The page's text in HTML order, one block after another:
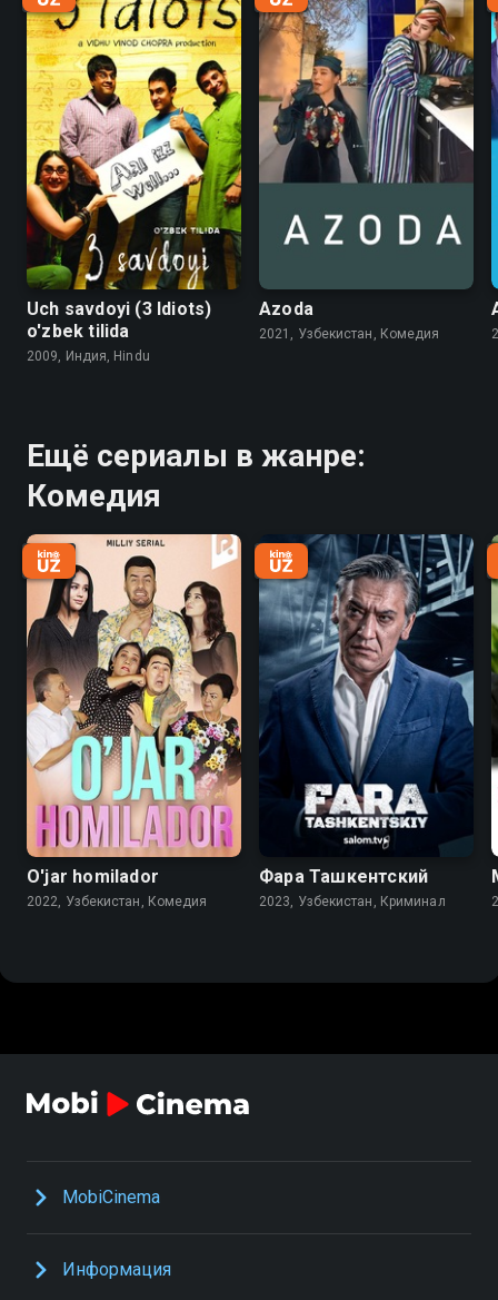
Uch savdoyi (3 Idiots)
o'zbek tilida
2009, Индия, Hindu
Azoda
2021, Узбекистан, Комедия
Ещё сериалы в жанре:
Комедия
O'jar homilador
2022, Узбекистан, Комедия
Фара Ташкентский
2023, Узбекистан, Криминал
MobiCinema
Информация